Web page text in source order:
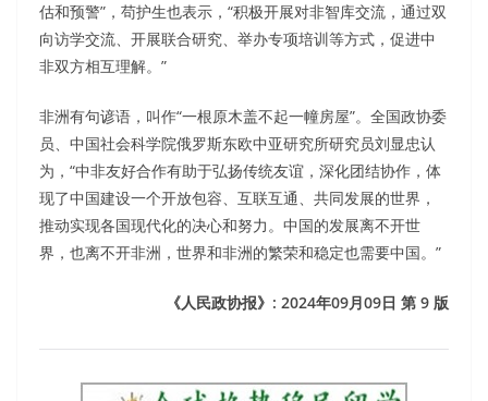
估和预警”，苟护生也表示，“积极开展对非智库交流，通过双
向访学交流、开展联合研究、举办专项培训等方式，促进中
非双方相互理解。”
非洲有句谚语，叫作“一根原木盖不起一幢房屋”。全国政协委
员、中国社会科学院俄罗斯东欧中亚研究所研究员刘显忠认
为，“中非友好合作有助于弘扬传统友谊，深化团结协作，体
现了中国建设一个开放包容、互联互通、共同发展的世界，
推动实现各国现代化的决心和努力。中国的发展离不开世
界，也离不开非洲，世界和非洲的繁荣和稳定也需要中国。”
《人民政协报》: 2024年09月09日 第 9 版